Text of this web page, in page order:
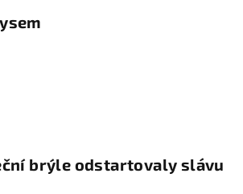
brýle odstartovaly slávu